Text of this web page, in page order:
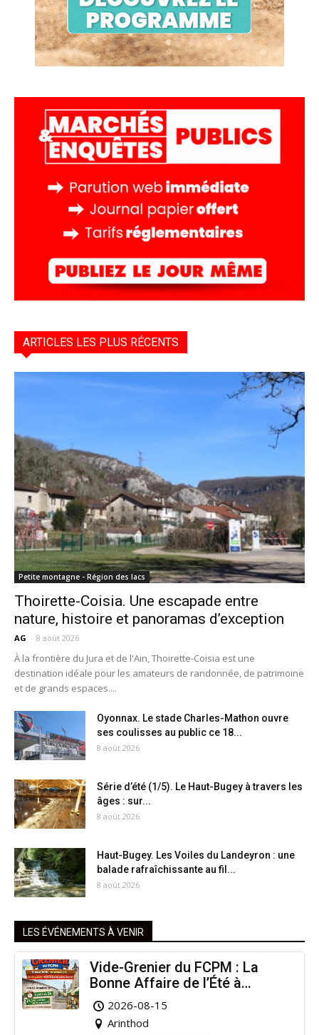
ARTICLES LES PLUS RÉCENTS
Petite montagne - Région des lacs
Thoirette-Coisia. Une escapade entre
nature, histoire et panoramas d’exception
AG - 8 août 2026
À la frontière du Jura et de l'Ain, Thoirette-Coisia est une
destination idéale pour les amateurs de randonnée, de patrimoine
et de grands espaces....
Oyonnax. Le stade Charles-Mathon ouvre
ses coulisses au public ce 18...
8 août 2026
Série d’été (1/5). Le Haut-Bugey à travers les
âges : sur...
8 août 2026
Haut-Bugey. Les Voiles du Landeyron : une
balade rafraîchissante au fil...
8 août 2026
LES ÉVÉNEMENTS À VENIR
Vide-Grenier du FCPM : La
Bonne Affaire de l’Été à
Arinthod !
2026-08-15
Arinthod